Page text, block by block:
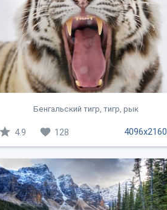
Бенгальский тигр, тигр, рык
4096x2160
4.9 128